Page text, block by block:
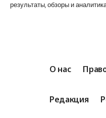
результаты, обзоры и
О нас
Редакция